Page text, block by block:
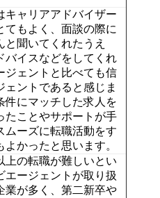
キャリアアドバイザー
てもよく、面談の際に
と聞いてくれたうえ
バイスなどをしてくれ
ジェントと比べても信
ェントであると感じま
件にマッチした求人を
たことやサポートが手
ムーズに転職活動をす
かったと思います。
上の転職が難しいとい
エージェントが取り扱
業が多く、第二新卒や